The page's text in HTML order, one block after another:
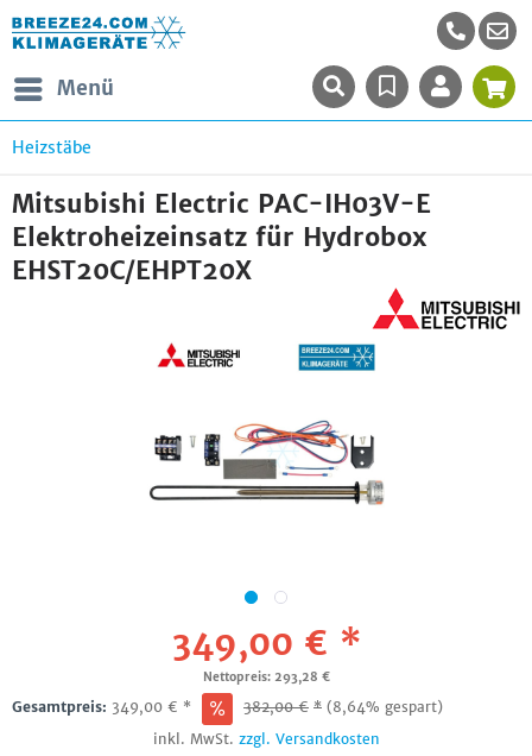
Menü
Heizstäbe
Mitsubishi Electric PAC-IH03V-E
Elektroheizeinsatz für Hydrobox
EHST20C/EHPT20X
349,00 € *
Nettopreis: 293,28 €
Gesamtpreis: 349,00 € * 382,00€ * (8,64% gespart)
inkl. MwSt. zzgl. Versandkosten